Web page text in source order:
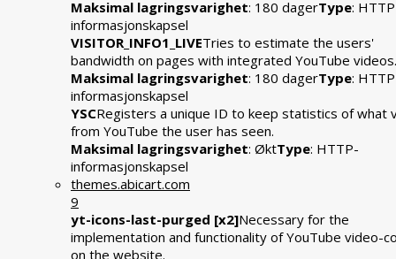
Maksimal lagringsvarighet: 180 dagerType:
informasjonskapsel
VISITOR_INFO1_LIVETries to estimate the users'
bandwidth on pages with integrated YouTube videos.
Maksimal lagringsvarighet: 180 dagerType:
informasjonskapsel
YSCRegisters a unique ID to keep statistics of what
from YouTube the user has seen.
Maksimal lagringsvarighet: ØktType: HTTP-
informasjonskapsel
themes.abicart.com
9
yt-icons-last-purged [x2]Necessary for the
implementation and functionality of YouTube video-
on the website.